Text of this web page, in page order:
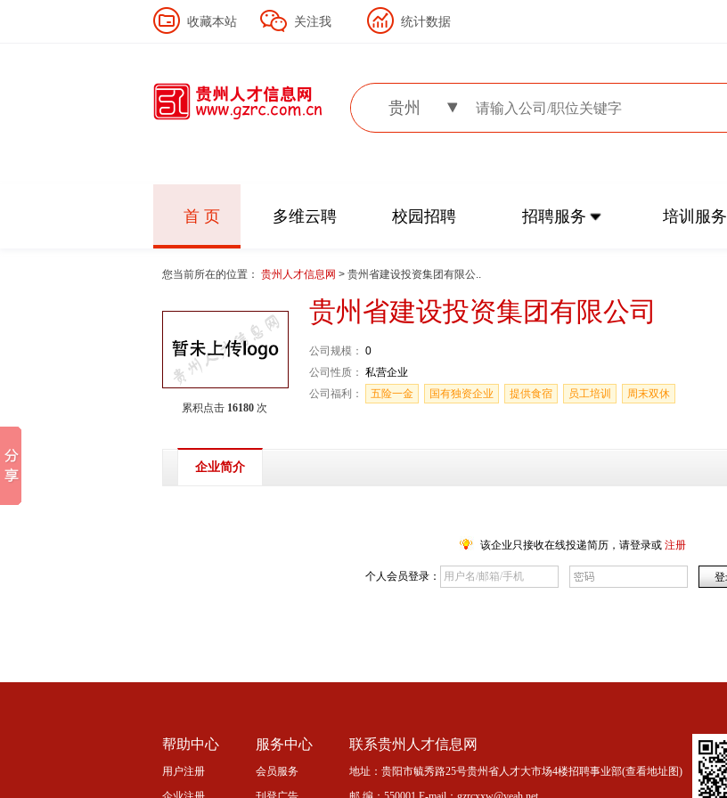
收藏本站 关注我 统计数据
贵州
首 页 多维云聘 校园招聘 招聘服务 培训服务
您当前所在的位置： 贵州人才信息网 > 贵州省建设投资集团有限公..
累积点击 16180 次
贵州省建设投资集团有限公司
公司规模： 0
公司性质： 私营企业
公司福利：
五险一金 国有独资企业 提供食宿 员工培训 周末双休
企业简介
该企业只接收在线投递简历，请登录或 注册
个人会员登录：
帮助中心
用户注册
服务中心
会员服务
联系贵州人才信息网
地址：贵阳市毓秀路25号贵州省人才大市场4楼招聘事业部(查看地址图)